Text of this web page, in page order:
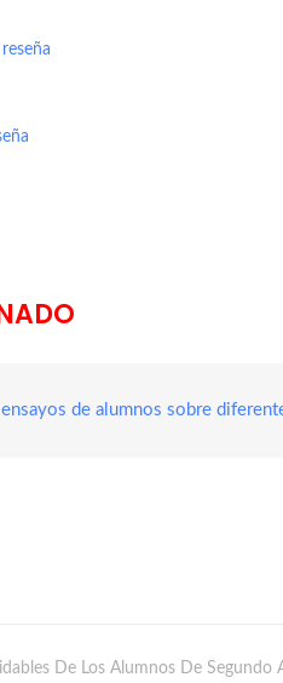
reseña
de alumnos sobre
De Los Alumnos De Segundo